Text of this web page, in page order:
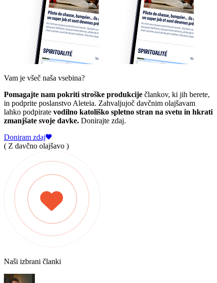
Vam je všeč naša vsebina?
Pomagajte nam pokriti stroške produkcije člankov, ki jih berete,
in podprite poslanstvo Aleteia. Zahvaljujoč davčnim olajšavam
lahko podpirate vodilno katoliško spletno stran na svetu in hkrati
zmanjšate svoje davke. Donirajte zdaj.
Doniram zdaj
( Z davčno olajšavo )
Naši izbrani članki